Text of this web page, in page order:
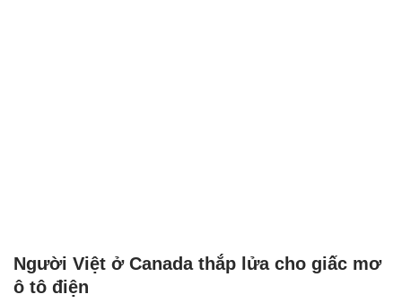
Người Việt ở Canada thắp lửa cho giấc mơ
ô tô điện